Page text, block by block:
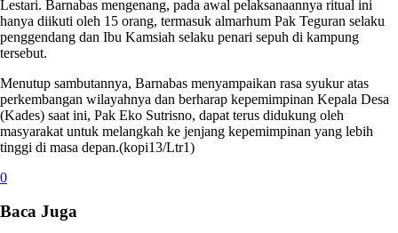
Lestari. Barnabas mengenang, pada awal pelaksanaannya ritual ini
hanya diikuti oleh 15 orang, termasuk almarhum Pak Teguran selaku
penggendang dan Ibu Kamsiah selaku penari sepuh di kampung
tersebut.
Menutup sambutannya, Barnabas menyampaikan rasa syukur atas
perkembangan wilayahnya dan berharap kepemimpinan Kepala Desa
(Kades) saat ini, Pak Eko Sutrisno, dapat terus didukung oleh
masyarakat untuk melangkah ke jenjang kepemimpinan yang lebih
tinggi di masa depan.(kopi13/Ltr1)
0
Baca Juga